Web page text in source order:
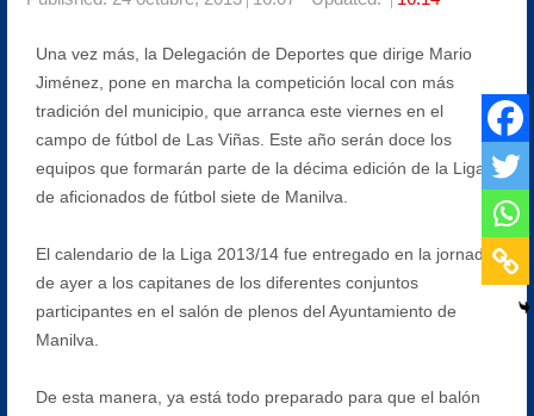
Una vez más, la Delegación de Deportes que dirige Mario
Jiménez, pone en marcha la competición local con más
tradición del municipio, que arranca este viernes en el
campo de fútbol de Las Viñas. Este año serán doce los
equipos que formarán parte de la décima edición de la Liga
de aficionados de fútbol siete de Manilva.
El calendario de la Liga 2013/14 fue entregado en la jornada
de ayer a los capitanes de los diferentes conjuntos
participantes en el salón de plenos del Ayuntamiento de
Manilva.
De esta manera, ya está todo preparado para que el balón